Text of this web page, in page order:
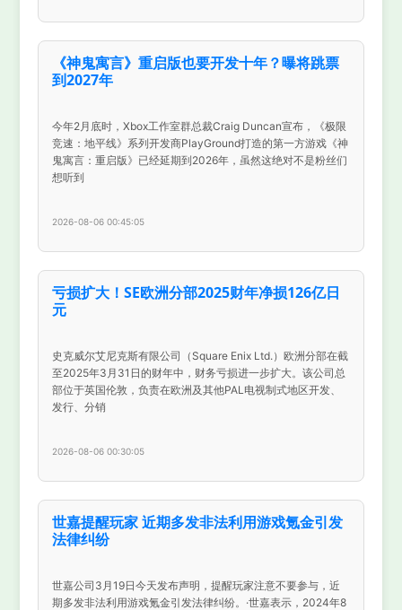
《神鬼寓言》重启版也要开发十年？曝将跳票
到2027年
今年2月底时，Xbox工作室群总裁Craig Duncan宣布，《极限
竞速：地平线》系列开发商PlayGround打造的第一方游戏《神
鬼寓言：重启版》已经延期到2026年，虽然这绝对不是粉丝们
想听到
2026-08-06 00:45:05
亏损扩大！SE欧洲分部2025财年净损126亿日
元
史克威尔艾尼克斯有限公司（Square Enix Ltd.）欧洲分部在截
至2025年3月31日的财年中，财务亏损进一步扩大。该公司总
部位于英国伦敦，负责在欧洲及其他PAL电视制式地区开发、
发行、分销
2026-08-06 00:30:05
世嘉提醒玩家 近期多发非法利用游戏氪金引发
法律纠纷
世嘉公司3月19日今天发布声明，提醒玩家注意不要参与，近
期多发非法利用游戏氪金引发法律纠纷。·世嘉表示，2024年8